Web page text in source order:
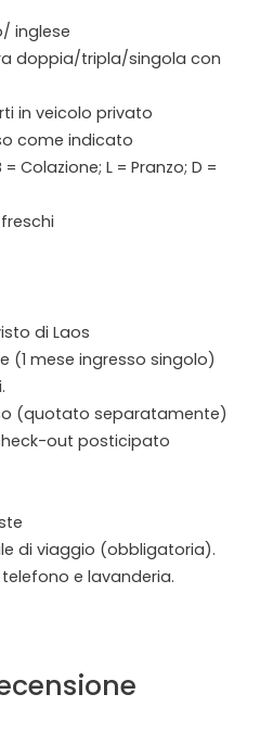
inglese
doppia/tripla/singola con
in veicolo privato
come indicato
Colazione; L = Pranzo; D =
di Laos
(1 mese ingresso singolo)
(quotato separatamente)
out posticipato
di viaggio (obbligatoria).
e lavanderia.